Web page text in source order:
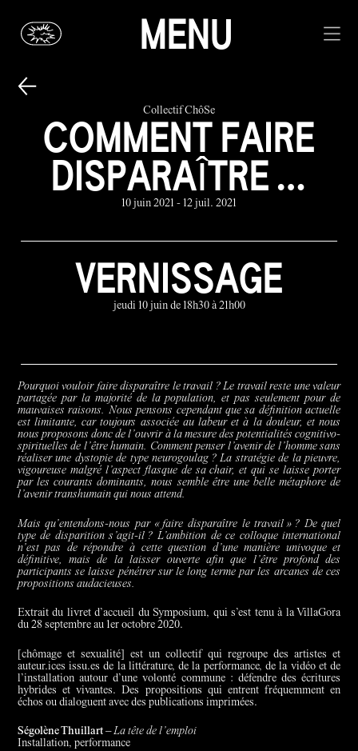
MENU
Collectif ChôSe
COMMENT FAIRE
DISPARAÎTRE …
10 juin 2021 - 12 juil. 2021
VERNISSAGE
jeudi 10 juin de 18h30 à 21h00
Pourquoi vouloir faire disparaître le travail ? Le travail reste une valeur
partagée par la majorité de la population, et pas seulement pour de
mauvaises raisons. Nous pensons cependant que sa définition actuelle
est limitante, car toujours associée au labeur et à la douleur, et nous
nous proposons donc de l’ouvrir à la mesure des potentialités cognitivo-
spirituelles de l’être humain. Comment penser l’avenir de l’homme sans
réaliser une dystopie de type neurogoulag ? La stratégie de la pieuvre,
vigoureuse malgré l’aspect flasque de sa chair, et qui se laisse porter
par les courants dominants, nous semble être une belle métaphore de
l’avenir transhumain qui nous attend.
Mais qu’entendons-nous par « faire disparaître le travail » ? De quel
type de disparition s’agit-il ? L’ambition de ce colloque international
n’est pas de répondre à cette question d’une manière univoque et
définitive, mais de la laisser ouverte afin que l’être profond des
participants se laisse pénétrer sur le long terme par les arcanes de ces
propositions audacieuses.
Extrait du livret d’accueil du Symposium, qui s’est tenu à la VillaGora
du 28 septembre au 1er octobre 2020.
[chômage et sexualité] est un collectif qui regroupe des artistes et
auteur.ices issu.es de la littérature, de la performance, de la vidéo et de
l’installation autour d’une volonté commune : défendre des écritures
hybrides et vivantes. Des propositions qui entrent fréquemment en
échos ou dialoguent avec des publications imprimées.
Ségolène Thuillart–La tête de l’emploi
Installation, performance